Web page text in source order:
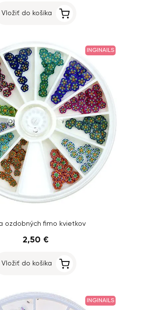
Vložiť do košíka
INGINAILS
ozdobných fimo kvietkov
2,50 €
Vložiť do košíka
INGINAILS